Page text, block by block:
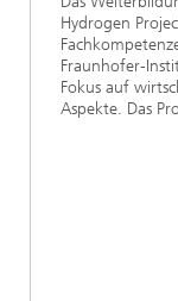
Hydrogen
Fraunhofer-
Fokus auf
Aspekte. Das